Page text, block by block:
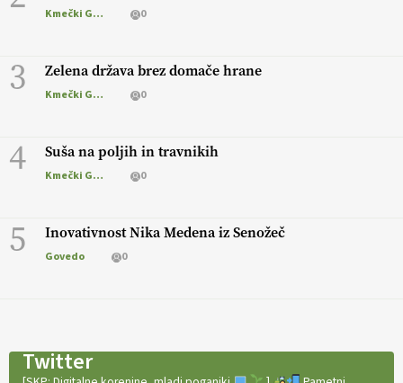
Kmečki Glas 0
3 Zelena država brez domače hrane
Kmečki Glas 0
4 Suša na poljih in travnikih
Kmečki Glas 0
5 Inovativnost Nika Medena iz Senožeč
Govedo 0
Twitter